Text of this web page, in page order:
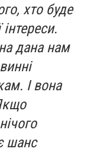
хто буде
дана нам
І вона
шанс